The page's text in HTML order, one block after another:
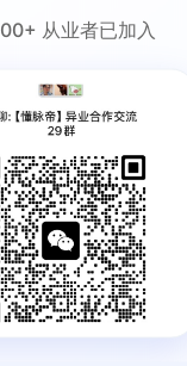
0
粉丝
0
关注
0
合作
注 私信
从业者已加入